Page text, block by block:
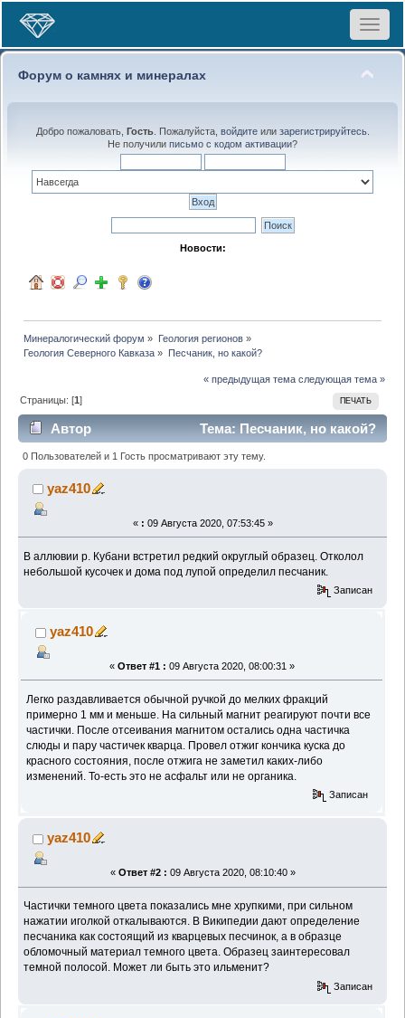
Toggle
Форум о камнях и минералах
Добро пожаловать, Гость. Пожалуйста, войдитеили зарегистрируйтесь.
Не получили письмо с кодом активации?
Новости:
Минералогический форум » Геология регионов»
Геология Северного Кавказа » Песчаник, но какой?
« предыдущая тема следующая тема »
ПЕЧАТЬ
Страницы: [1]
Автор
Тема: Песчаник, но какой?
(Прочитано 2140 раз)
0 Пользователей и 1 Гость просматривают эту тему.
yaz410
« : 09 Августа 2020, 07:53:45 »
В аллювии р. Кубани встретил редкий округлый образец. Отколол
небольшой кусочек и дома под лупой определил песчаник.
Записан
yaz410
« Ответ #1 : 09 Августа 2020, 08:00:31 »
Легко раздавливается обычной ручкой до мелких фракций
примерно 1 мм и меньше. На сильный магнит реагируют почти все
частички. После отсеивания магнитом остались одна частичка
слюды и пару частичек кварца. Провел отжиг кончика куска до
красного состояния, после отжига не заметил каких-либо
изменений. То-есть это не асфальт или не органика.
Записан
yaz410
« Ответ #2 : 09 Августа 2020, 08:10:40 »
Частички темного цвета показались мне хрупкими, при сильном
нажатии иголкой откалываются. В Википедии дают определение
песчаника как состоящий из кварцевых песчинок, а в образце
обломочный материал темного цвета. Образец заинтересовал
темной полосой. Может ли быть это ильменит?
Записан